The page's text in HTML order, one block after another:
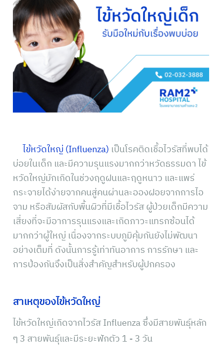
ไข้หวัดใหญ่ (Influenza) เป็นโรคติดเชื้อไวรัสที่พบได้
บ่อยในเด็ก และมีความรุนแรงมากกว่าหวัดธรรมดา ไข้
หวัดใหญ่มักเกิดในช่วงฤดูฝนและฤดูหนาว และแพร่
กระจายได้ง่ายจากคนสู่คนผ่านละอองฝอยจากการไอ
จาม หรือสัมผัสกับพื้นผิวที่มีเชื้อไวรัส ผู้ป่วยเด็กมีความ
เสี่ยงที่จะมีอาการรุนแรงและเกิดภาวะแทรกซ้อนได้
มากกว่าผู้ใหญ่ เนื่องจากระบบภูมิคุ้มกันยังไม่พัฒนา
อย่างเต็มที่ ดังนั้นการรู้เท่าทันอาการ การรักษา และ
การป้องกันจึงเป็นสิ่งสำคัญสำหรับผู้ปกครอง
สาเหตุของไข้หวัดใหญ่
ไข้หวัดใหญ่เกิดจากไวรัส Influenza ซึ่งมีสายพันธุ์หลัก
ๆ 3 สายพันธุ์และมีระยะฟักตัว 1 - 3 วัน